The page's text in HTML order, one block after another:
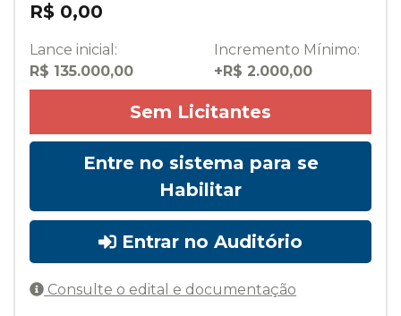
R$ 0,00
Lance inicial:
R$ 135.000,00
Incremento Mínimo:
+R$ 2.000,00
Sem Licitantes
Entre no sistema para se
Habilitar
Entrar no Auditório
Consulte o edital e documentação